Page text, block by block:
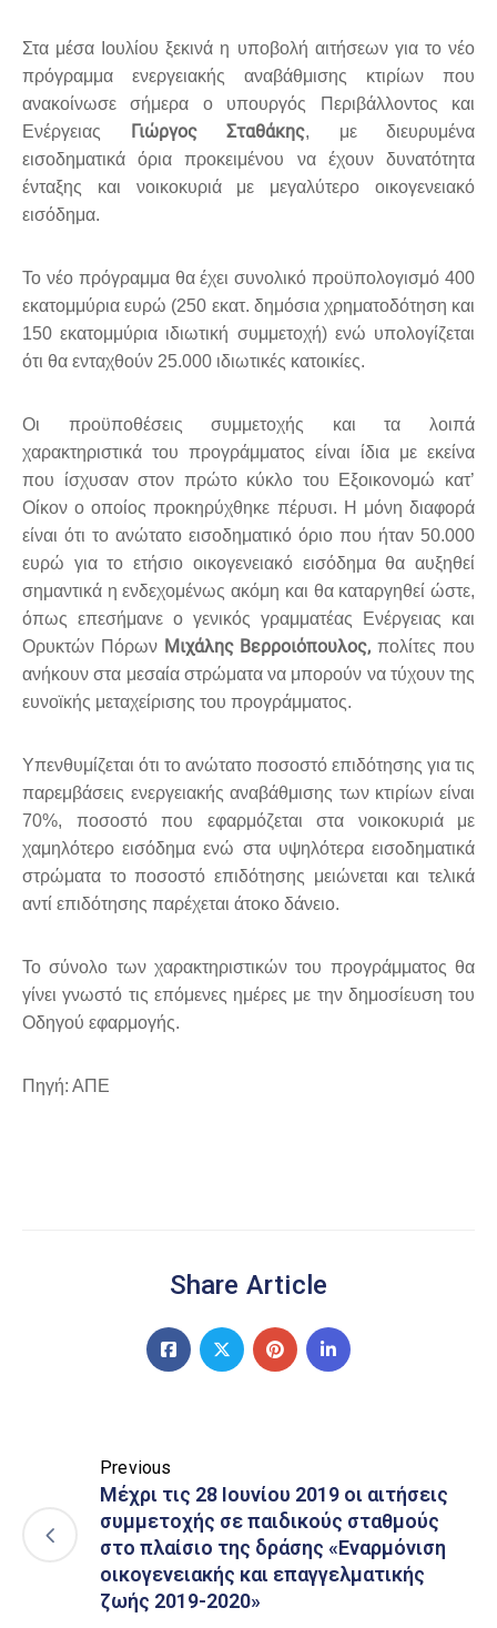
Στα μέσα Ιουλίου ξεκινά η υποβολή αιτήσεων για το νέο
πρόγραμμα ενεργειακής αναβάθμισης κτιρίων που
ανακοίνωσε σήμερα ο υπουργός Περιβάλλοντος και
Ενέργειας
Γιώργος Σταθάκης, με διευρυμένα
εισοδηματικά όρια προκειμένου να έχουν δυνατότητα
ένταξης και νοικοκυριά με μεγαλύτερο οικογενειακό
εισόδημα.
Το νέο πρόγραμμα θα έχει συνολικό προϋπολογισμό 400
εκατομμύρια ευρώ (250 εκατ. δημόσια χρηματοδότηση και
150 εκατομμύρια ιδιωτική συμμετοχή) ενώ υπολογίζεται
ότι θα ενταχθούν 25.000 ιδιωτικές κατοικίες.
Οι προϋποθέσεις συμμετοχής και τα λοιπά
χαρακτηριστικά του προγράμματος είναι ίδια με εκείνα
που ίσχυσαν στον πρώτο κύκλο του Εξοικονομώ κατ’
Οίκον ο οποίος προκηρύχθηκε πέρυσι. Η μόνη διαφορά
είναι ότι το ανώτατο εισοδηματικό όριο που ήταν 50.000
ευρώ για το ετήσιο οικογενειακό εισόδημα θα αυξηθεί
σημαντικά η ενδεχομένως ακόμη και θα καταργηθεί ώστε,
όπως επεσήμανε ο γενικός γραμματέας Ενέργειας και
Ορυκτών Πόρων Μιχάλης Βερροιόπουλος, πολίτες που
ανήκουν στα μεσαία στρώματα να μπορούν να τύχουν της
ευνοϊκής μεταχείρισης του προγράμματος.
Υπενθυμίζεται ότι το ανώτατο ποσοστό επιδότησης για τις
παρεμβάσεις ενεργειακής αναβάθμισης των κτιρίων είναι
70%, ποσοστό που εφαρμόζεται στα νοικοκυριά με
χαμηλότερο εισόδημα ενώ στα υψηλότερα εισοδηματικά
στρώματα το ποσοστό επιδότησης μειώνεται και τελικά
αντί επιδότησης παρέχεται άτοκο δάνειο.
Το σύνολο των χαρακτηριστικών του προγράμματος θα
γίνει γνωστό τις επόμενες ημέρες με την δημοσίευση του
Οδηγού εφαρμογής.
Πηγή: ΑΠΕ
Share Article
Previous
Μέχρι τις 28 Ιουνίου 2019 οι αιτήσεις
συμμετοχής σε παιδικούς σταθμούς
στο πλαίσιο της δράσης «Εναρμόνιση
οικογενειακής και επαγγελματικής
ζωής 2019-2020»